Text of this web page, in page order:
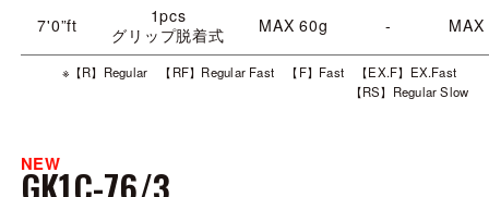
7'0”ft
1pcs
グリップ脱着式
MAX 60g -
※【R】Regular 【RF】Regular Fast 【F】Fast 【EX.F】EX.Fast
【RS】Regular Slow
NEW